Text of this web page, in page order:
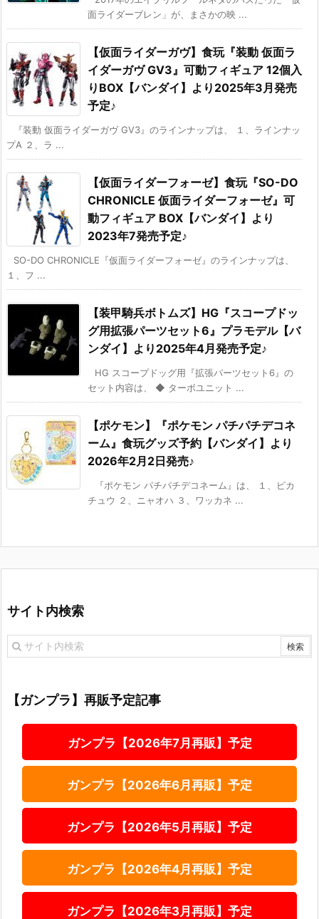
面ライダーブレン」が、まさかの映 ...
【仮面ライダーガヴ】食玩『装動 仮面ラ
イダーガヴ GV3』可動フィギュア 12個入
りBOX【バンダイ】より2025年3月発売
予定♪
『装動 仮面ライダーガヴ GV3』のラインナップは、 １、ラインナッ
プA ２、ラ ...
【仮面ライダーフォーゼ】食玩『SO-DO
CHRONICLE 仮面ライダーフォーゼ』可
動フィギュア BOX【バンダイ】より
2023年7発売予定♪
SO-DO CHRONICLE『仮面ライダーフォーゼ』のラインナップは、
１、フ ...
【装甲騎兵ボトムズ】HG『スコープドッ
グ用拡張パーツセット6』プラモデル【バ
ンダイ】より2025年4月発売予定♪
HG スコープドッグ用『拡張パーツセット6』の
セット内容は、 ◆ ターボユニット ...
【ポケモン】『ポケモン パチパチデコネ
ーム』食玩グッズ予約【バンダイ】より
2026年2月2日発売♪
『ポケモン パチパチデコネーム』は、 １、ピカ
チュウ ２、ニャオハ ３、ワッカネ ...
サイト内検索
【ガンプラ】再販予定記事
ガンプラ【2026年7月再販】予定
ガンプラ【2026年6月再販】予定
ガンプラ【2026年5月再販】予定
ガンプラ【2026年4月再販】予定
ガンプラ【2026年3月再販】予定